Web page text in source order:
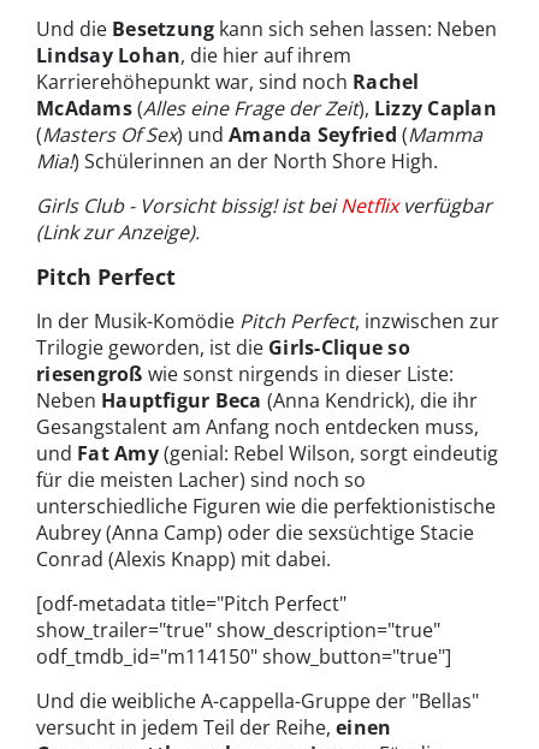
Und die Besetzung kann sich sehen lassen: Neben
Lindsay Lohan, die hier auf ihrem
Karrierehöhepunkt war, sind noch Rachel
McAdams(Alles eine Frage der Zeit), Lizzy Caplan
(Masters Of Sex) und Amanda Seyfried (Mamma
Mia!) Schülerinnen an der North Shore High.
Girls Club - Vorsicht bissig! ist beiNetflixverfügbar
(Link zur Anzeige).
Pitch Perfect
In der Musik-Komödie Pitch Perfect, inzwischen zur
Trilogie geworden, ist die Girls-Clique so
riesengroß wie sonst nirgends in dieser Liste:
Neben Hauptfigur Beca (Anna Kendrick), die ihr
Gesangstalent am Anfang noch entdecken muss,
und Fat Amy(genial: Rebel Wilson, sorgt eindeutig
für die meisten Lacher) sind noch so
unterschiedliche Figuren wie die perfektionistische
Aubrey (Anna Camp) oder die sexsüchtige Stacie
Conrad (Alexis Knapp) mit dabei.
[odf-metadata title="Pitch Perfect"
show_trailer="true" show_description="true"
odf_tmdb_id="m114150" show_button="true"]
Und die weibliche A-cappella-Gruppe der "Bellas"
versucht in jedem Teil der Reihe, einen